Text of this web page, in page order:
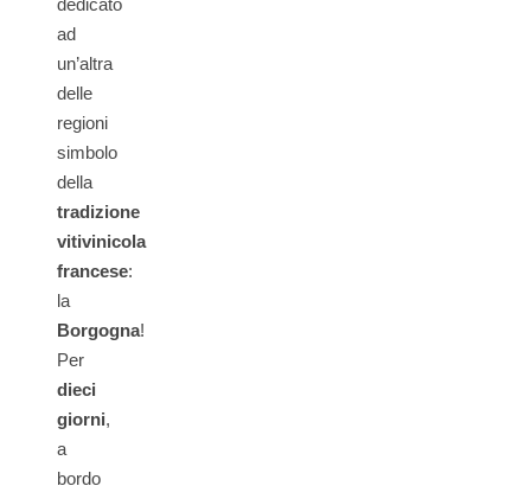
ad
un’altra
delle
regioni
simbolo
della
tradizione
vitivinicola
francese:
la
Borgogna!
Per
dieci
giorni,
a
bordo